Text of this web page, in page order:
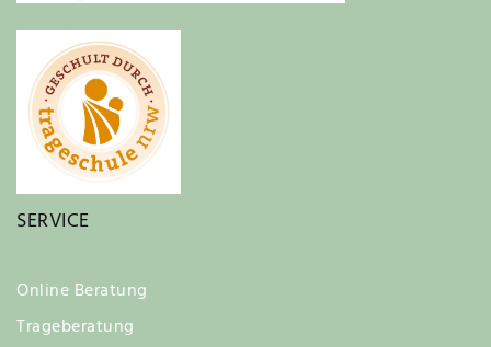
SERVICE
Online Beratung
Trageberatung